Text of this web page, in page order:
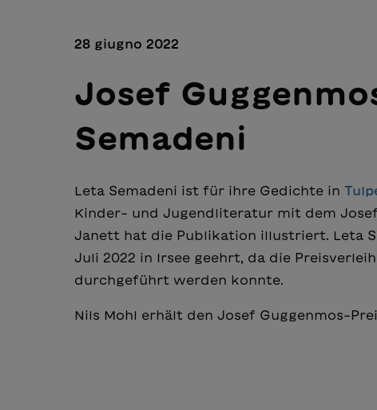
28 giugno 2022
Josef
Semadeni
Leta Semadeni ist für ihre Gedichte in
Kinder- und Jugendliteratur mit dem Josef
Janett hat die Publikation illustriert. Leta
Juli 2022 in Irsee geehrt, da die
durchgeführt werden konnte.
Nils Mohl erhält den Josef Guggenmos-